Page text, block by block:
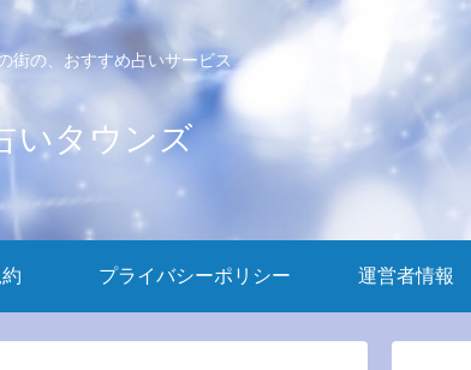
街の、おすすめ占いサービス
いタウンズ
プライバシーポリシー 運営者情報